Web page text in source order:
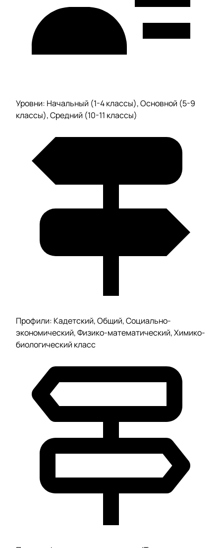
Уровни: Начальный (1-4 классы), Основной (5-9
классы), Средний (10-11 классы)
Профили: Кадетский, Общий, Социально-
экономический, Физико-математический, Химико-
биологический класс